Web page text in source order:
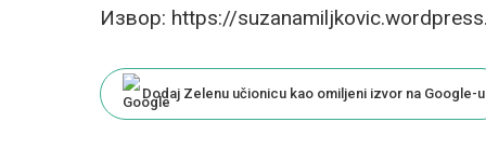
Извор: https://
Dodaj Zelenu učionicu kao omiljeni izvor na Google-u